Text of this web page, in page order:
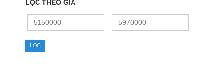
LỌC THEO GIÁ
Giá
nhất
Giá
LỌC